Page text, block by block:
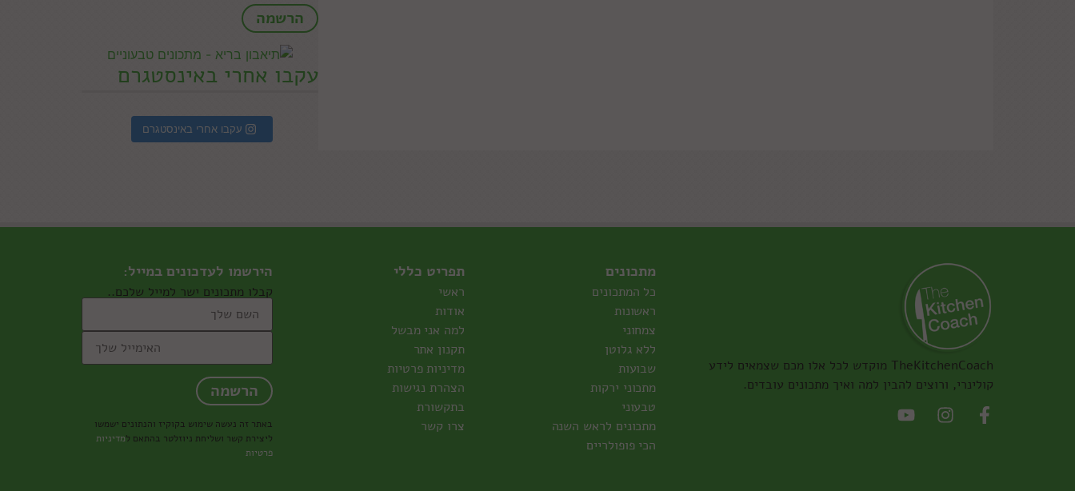
עקבו אחרי באינסטגרם
עקבו אחרי באינסטגרם
TheKitchenCoach מוקדש לכל אלו מכם שצמאים לידע
קולינרי, ורוצים להבין למה ואיך מתכונים עובדים.
מתכונים
כל המתכונים
ראשונות
צמחוני
ללא גלוטן
שבועות
מתכוני ירקות
טבעוני
מתכונים לראש השנה
הכי פופולריים
תפריט כללי
ראשי
אודות
למה אני מבשל
תקנון אתר
מדיניות פרטיות
הצהרת נגישות
בתקשורת
צרו קשר
הירשמו לעדכונים במייל:
קבלו מתכונים ישר למייל שלכם..
באתר זה נעשה שימוש בקוקיז והנתונים ישמשו
ליצירת קשר ושליחת ניוזלטר בהתאם למדיניות
פרטיות